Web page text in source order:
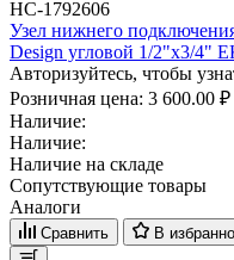
НС-1792606
Узел нижнего
Design угловой 1/2"х3/4"
Авторизуйтесь, чтобы
Розничная цена: 3 600.00 ₽
Наличие:
Наличие:
Наличие на складе
Сопутствующие товары
Аналоги
Сравнить В